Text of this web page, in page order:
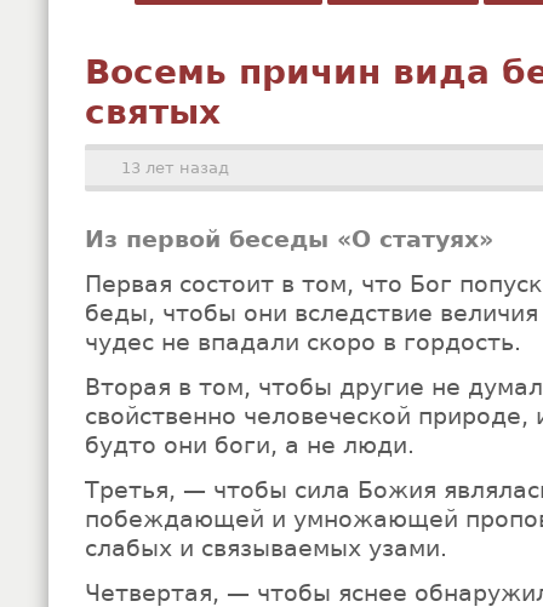
Восемь причин вида
святых
13 лет назад
Из первой беседы «О статуях»
Первая состоит в том, что Бог
беды, чтобы они вследствие величия
чудес не впадали скоро в гордость.
Вторая в том, чтобы другие не
свойственно человеческой природе,
будто они боги, а не люди.
Третья, — чтобы сила Божия
побеждающей и умножающей
слабых и связываемых узами.
Четвертая, — чтобы яснее